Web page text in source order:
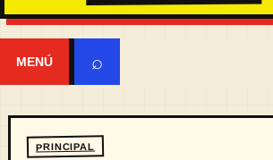
MENÚ ⌕
PRINCIPAL